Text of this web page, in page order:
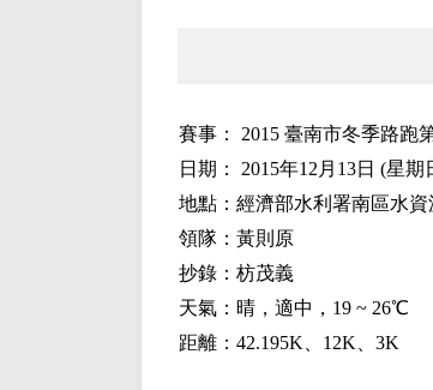
賽事： 2015 臺南市冬季路跑
日期： 2015年12月13日 (星期
地點：經濟部水利署南區水
領隊：黃則原
抄錄：枋茂義
天氣：晴，適中，19 ~ 26℃
距離：42.195K、12K、3K